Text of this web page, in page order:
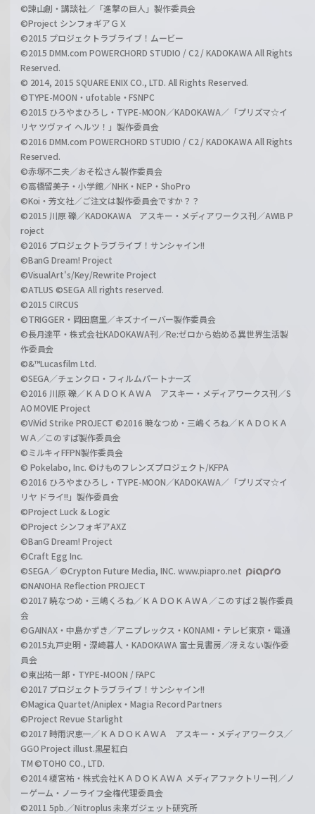
©諫山創・講談社／「進撃の巨人」製作委員会
©Project シンフォギアＧＸ
©2015 プロジェクトラブライブ！ムービー
©2015 DMM.com POWERCHORD STUDIO / C2 / KADOKAWA All Rights
Reserved.
© 2014, 2015 SQUARE ENIX CO., LTD. All Rights Reserved.
©TYPE-MOON・ufotable・FSNPC
©2015 ひろやまひろし・TYPE-MOON／KADOKAWA／「プリズマ☆イ
リヤ ツヴァイ ヘルツ！」製作委員会
©2016 DMM.com POWERCHORD STUDIO / C2 / KADOKAWA All Rights
Reserved.
©赤塚不二夫／おそ松さん製作委員会
©高橋留美子・小学館／NHK・NEP・ShoPro
©Koi・芳文社／ご注文は製作委員会ですか？？
©2015 川原 礫／KADOKAWA アスキー・メディアワークス刊／AWIB P
roject
©2016 プロジェクトラブライブ！サンシャイン!!
©BanG Dream! Project
©VisualArt's/Key/Rewrite Project
©ATLUS ©SEGA All rights reserved.
©2015 CIRCUS
©TRIGGER・岡田麿里／キズナイーバー製作委員会
©長月達平・株式会社KADOKAWA刊／Re:ゼロから始める異世界生活製
作委員会
©&™Lucasfilm Ltd.
©SEGA／チェンクロ・フィルムパートナーズ
©2016 川原 礫／ＫＡＤＯＫＡＷＡ アスキー・メディアワークス刊／S
AO MOVIE Project
©ViVid Strike PROJECT ©2016 暁なつめ・三嶋くろね／ＫＡＤＯＫＡ
ＷＡ／このすば製作委員会
©ミルキィFFPN製作委員会
© Pokelabo, Inc. ©けものフレンズプロジェクト/KFPA
©2016 ひろやまひろし・TYPE-MOON／KADOKAWA／「プリズマ☆イ
リヤ ドライ!!」製作委員会
©Project Luck & Logic
©Project シンフォギアAXZ
©BanG Dream! Project
©Craft Egg Inc.
©SEGA／ ©Crypton Future Media, INC. www.piapro.net
©NANOHA Reflection PROJECT
©2017 暁なつめ・三嶋くろね／ＫＡＤＯＫＡＷＡ／このすば２製作委員
会
©GAINAX・中島かずき／アニプレックス・KONAMI・テレビ東京・電通
©2015丸戸史明・深崎暮人・KADOKAWA 富士見書房／冴えない製作委
員会
©東出祐一郎・TYPE-MOON / FAPC
©2017 プロジェクトラブライブ！サンシャイン!!
©Magica Quartet/Aniplex・Magia Record Partners
©Project Revue Starlight
©2017 時雨沢恵一／ＫＡＤＯＫＡＷＡ アスキー・メディアワークス／
GGO Project illust.黒星紅白
TM ©TOHO CO., LTD.
©2014 榎宮祐・株式会社ＫＡＤＯＫＡＷＡ メディアファクトリー刊／ノ
ーゲーム・ノーライフ全権代理委員会
©2011 5pb.／Nitroplus 未来ガジェット研究所